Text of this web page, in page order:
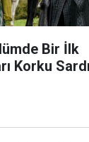
Bir İlk
Korku Sardı